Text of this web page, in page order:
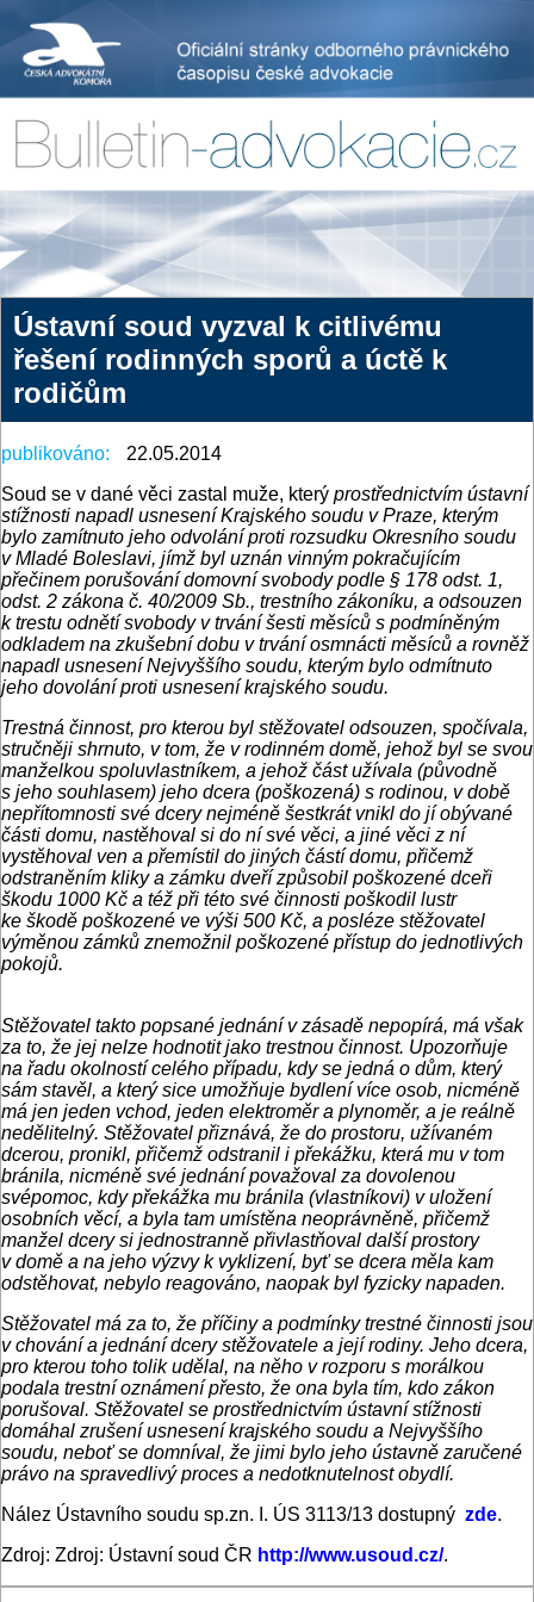
Ústavní soud vyzval k citlivému
řešení rodinných sporů a úctě k
rodičům
publikováno:
22.05.2014
Soud se v dané věci zastal muže, který prostřednictvím ústavní
stížnosti napadl usnesení Krajského soudu v Praze, kterým
bylo zamítnuto jeho odvolání proti rozsudku Okresního soudu
v Mladé Boleslavi, jímž byl uznán vinným pokračujícím
přečinem porušování domovní svobody podle § 178 odst. 1,
odst. 2 zákona č. 40/2009 Sb., trestního zákoníku, a odsouzen
k trestu odnětí svobody v trvání šesti měsíců s podmíněným
odkladem na zkušební dobu v trvání osmnácti měsíců a rovněž
napadl usnesení Nejvyššího soudu, kterým bylo odmítnuto
jeho dovolání proti usnesení krajského soudu.
Trestná činnost, pro kterou byl stěžovatel odsouzen, spočívala,
stručněji shrnuto, v tom, že v rodinném domě, jehož byl se svou
manželkou spoluvlastníkem, a jehož část užívala (původně
s jeho souhlasem) jeho dcera (poškozená) s rodinou, v době
nepřítomnosti své dcery nejméně šestkrát vnikl do jí obývané
části domu, nastěhoval si do ní své věci, a jiné věci z ní
vystěhoval ven a přemístil do jiných částí domu, přičemž
odstraněním kliky a zámku dveří způsobil poškozené dceři
škodu 1000 Kč a též při této své činnosti poškodil lustr
ke škodě poškozené ve výši 500 Kč, a posléze stěžovatel
výměnou zámků znemožnil poškozené přístup do jednotlivých
pokojů.
Stěžovatel takto popsané jednání v zásadě nepopírá, má však
za to, že jej nelze hodnotit jako trestnou činnost. Upozorňuje
na řadu okolností celého případu, kdy se jedná o dům, který
sám stavěl, a který sice umožňuje bydlení více osob, nicméně
má jen jeden vchod, jeden elektroměr a plynoměr, a je reálně
nedělitelný. Stěžovatel přiznává, že do prostoru, užívaném
dcerou, pronikl, přičemž odstranil i překážku, která mu v tom
bránila, nicméně své jednání považoval za dovolenou
svépomoc, kdy překážka mu bránila (vlastníkovi) v uložení
osobních věcí, a byla tam umístěna neoprávněně, přičemž
manžel dcery si jednostranně přivlastňoval další prostory
v domě a na jeho výzvy k vyklizení, byť se dcera měla kam
odstěhovat, nebylo reagováno, naopak byl fyzicky napaden.
Stěžovatel má za to, že příčiny a podmínky trestné činnosti jsou
v chování a jednání dcery stěžovatele a její rodiny. Jeho dcera,
pro kterou toho tolik udělal, na něho v rozporu s morálkou
podala trestní oznámení přesto, že ona byla tím, kdo zákon
porušoval. Stěžovatel se prostřednictvím ústavní stížnosti
domáhal zrušení usnesení krajského soudu a Nejvyššího
soudu, neboť se domníval, že jimi bylo jeho ústavně zaručené
právo na spravedlivý proces a nedotknutelnost obydlí.
Nález Ústavního soudu sp.zn. I. ÚS 3113/13 dostupný zde.
Zdroj: Zdroj: Ústavní soud ČR http://www.usoud.cz/.